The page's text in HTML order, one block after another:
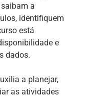
a
identifiquem
está
e
dados.
a planejar,
as atividades